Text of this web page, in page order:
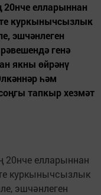
20нче елларыннан
куркынычсызлык
эшчәнлеген
генә
якны өйрәнү
һәм
тапкыр хезмәт
20нче елларыннан
куркынычсызлык
эшчәнлеген